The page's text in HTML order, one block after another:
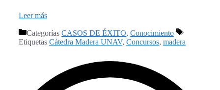
Leer más
Categorías CASOS DE ÉXITO, Conocimiento
Etiquetas Cátedra Madera UNAV, Concursos, madera